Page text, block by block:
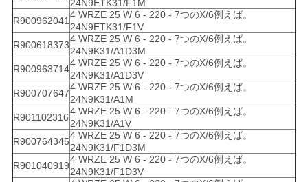
24N9ETK31/F1M
R900962041
4 WRZE 25 W 6 - 220 - 7つのX/6例えば。
24N9ETK31/F1V
R900618373
4 WRZE 25 W 6 - 220 - 7つのX/6例えば。
24N9K31/A1D3M
R900963714
4 WRZE 25 W 6 - 220 - 7つのX/6例えば。
24N9K31/A1D3V
R900707647
4 WRZE 25 W 6 - 220 - 7つのX/6例えば。
24N9K31/A1M
R901102316
4 WRZE 25 W 6 - 220 - 7つのX/6例えば。
24N9K31/A1V
R900764345
4 WRZE 25 W 6 - 220 - 7つのX/6例えば。
24N9K31/F1D3M
R901040919
4 WRZE 25 W 6 - 220 - 7つのX/6例えば。
24N9K31/F1D3V